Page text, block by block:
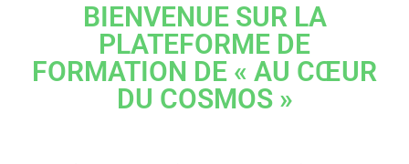
BIENVENUE SUR LA
PLATEFORME DE
FORMATION DE « AU CŒUR
DU COSMOS »